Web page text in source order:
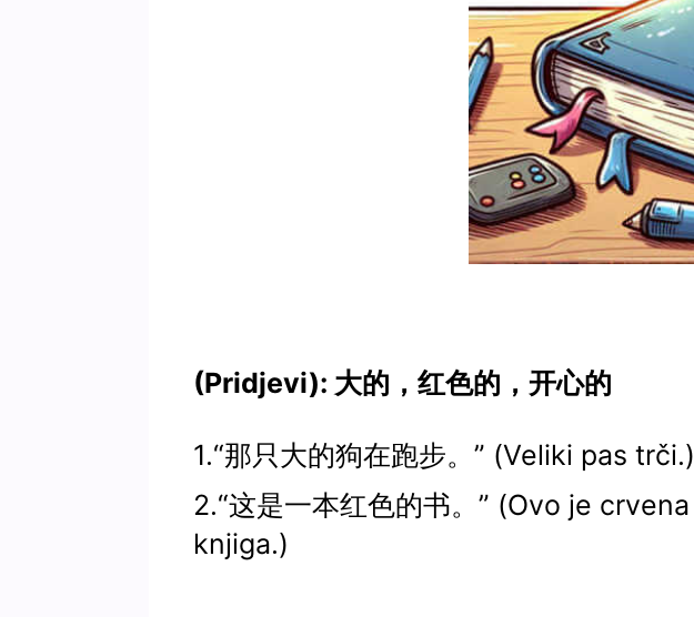
(Pridjevi): 大的，红色的，开心的
1.“那只大的狗在跑步。” (Veliki pas trči.)
2.“这是一本红色的书。” (Ovo je crvena
knjiga.)